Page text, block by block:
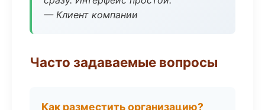
— Клиент компании
Часто задаваемые вопросы
Как разместить организацию?